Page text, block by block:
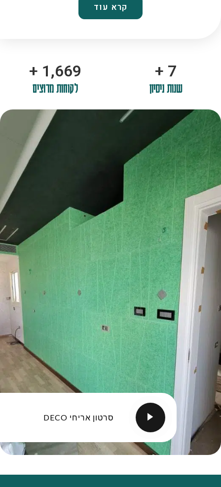
קרא עוד
10
+
שנות ניסיון
2,100
+
לקוחות מרוצים
סרטון אריחי DECO